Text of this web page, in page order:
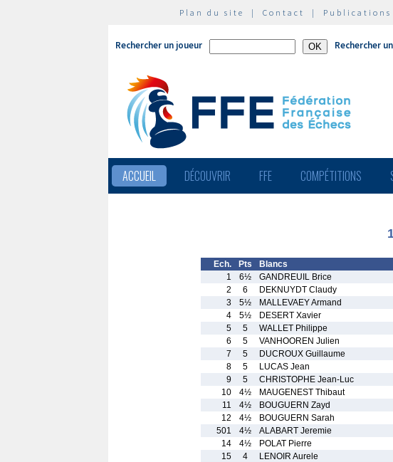
Plan du site | Contact | Publications
Rechercher un joueur Rechercher
ACCUEIL DÉCOUVRIR FFE COMPÉTITIONS
Ech. Pts Blancs
1
6½ GANDREUIL Brice
2
6 DEKNUYDT Claudy
3
5½ MALLEVAEY Armand
4
5½ DESERT Xavier
5
5 WALLET Philippe
6
5 VANHOOREN Julien
7
5 DUCROUX Guillaume
8
5 LUCAS Jean
9
5 CHRISTOPHE Jean-Luc
10
4½ MAUGENEST Thibaut
11
4½ BOUGUERN Zayd
12
4½ BOUGUERN Sarah
501
4½ ALABART Jeremie
14
4½ POLAT Pierre
15
4 LENOIR Aurele